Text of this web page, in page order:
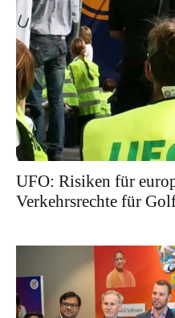
UFO: Risiken für
Verkehrsrechte für